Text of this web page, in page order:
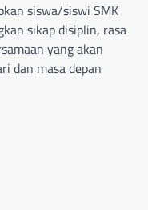
siswa/siswi SMK
sikap disiplin, rasa
yang akan
dan masa depan